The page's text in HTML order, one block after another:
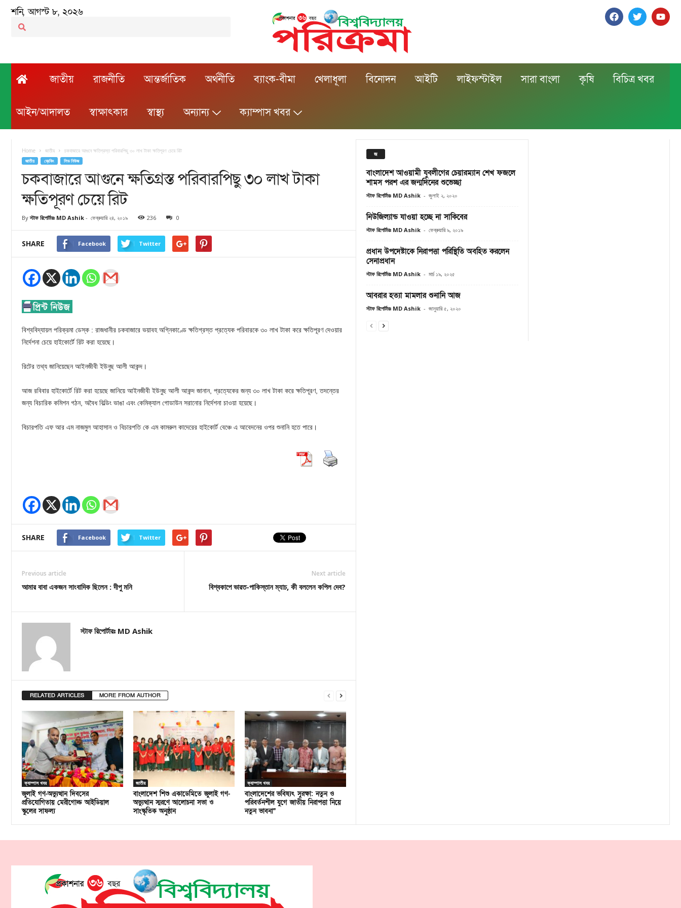
শনি, আগস্ট ৮, ২০২৬
জাতীয় রাজনীতি আন্তর্জাতিক অর্থনীতি ব্যাংক-বীমা খেলাধূলা বিনোদন আইটি লাইফস্টাইল সারা বাংলা কৃষি বিচিত্র খবর
আইন/আদালত স্বাক্ষাৎকার স্বাস্থ্য অন্যান্য ক্যাম্পাস খবর
Home জাতীয় চকবাজারে আগুনে ক্ষতিগ্রস্ত পরিবারপিছু ৩০ লাখ টাকা ক্ষতিপূরণ চেয়ে রিট
জাতীয় ব্রেকিং লিড নিউজ
চকবাজারে আগুনে ক্ষতিগ্রস্ত পরিবারপিছু ৩০ লাখ টাকা
ক্ষতিপূরণ চেয়ে রিট
By স্টাফ রিপোর্টারঃ MD Ashik - ফেব্রুয়ারি ২৪, ২০১৯ 236 0
SHARE Facebook Twitter
বিশ্ববিদ্যায়ল পরিক্রমা ডেস্ক : রাজধানীর চকবাজারে ভয়াবহ অগ্নিকাণ্ডে ক্ষতিগ্রস্ত প্রত্যেক পরিবারকে ৩০ লাখ টাকা করে ক্ষতিপূরণ দেওয়ার
নির্দেশনা চেয়ে হাইকোর্টে রিট করা হয়েছে।
রিটের তথ্য জানিয়েছেন আইনজীবী ইউনুছ আলী আকন্দ।
আজ রবিবার হাইকোর্টে রিট করা হয়েছে জানিয়ে আইনজীবী ইউনুছ আলী আকন্দ জানান, প্রত্যেকের জন্য ৩০ লাখ টাকা করে ক্ষতিপূরণ, তদন্তের
জন্য বিচারিক কমিশন গঠন, অবৈধ বিল্ডিং ভাঙা এবং কেমিক্যাল গোডাউন সরানোর নির্দেশনা চাওয়া হয়েছে।
বিচারপতি এফ আর এম নাজমুল আহাসান ও বিচারপতি কে এম কামরুল কাদেরের হাইকোর্ট বেঞ্চে এ আবেদনের ওপর শুনানি হতে পারে।
SHARE Facebook Twitter
Previous article
আমার বাবা একজন সাংবাদিক ছিলেন : দীপু মনি
Next article
বিশ্বকাপে ভারত-পাকিস্তান ম্যাচ, কী বললেন কপিল দেব?
স্টাফ রিপোর্টারঃ MD Ashik
RELATED ARTICLES MORE FROM AUTHOR
ক্যাম্পাস খবর
জুলাই গণ-অভ্যুত্থান দিবসের
প্রতিযোগিতায় মেরীগোল্ড আইডিয়াল
স্কুলের সাফল্য
জাতীয়
বাংলাদেশ শিশু একাডেমিতে জুলাই গণ-
অভ্যুত্থান স্মরণে আলোচনা সভা ও
সাংস্কৃতিক অনুষ্ঠান
ক্যাম্পাস খবর
বাংলাদেশের ভবিষ্যৎ সুরক্ষা: নতুন ও
পরিবর্তনশীল যুগে জাতীয় নিরাপত্তা নিয়ে
নতুন ভাবনা”
জ
বাংলাদেশ আওয়ামী যুবলীগের চেয়ারম্যান শেখ ফজলে
শামস পরশ এর জন্মদিনের শুভেচ্ছা
স্টাফ রিপোর্টারঃ MD Ashik - জুলাই ২, ২০২০
নিউজিল্যান্ড যাওয়া হচ্ছে না সাকিবের
স্টাফ রিপোর্টারঃ MD Ashik - ফেব্রুয়ারি ৯, ২০১৯
প্রধান উপদেষ্টাকে নিরাপত্তা পরিস্থিতি অবহিত করলেন
সেনাপ্রধান
স্টাফ রিপোর্টারঃ MD Ashik - মার্চ ১৯, ২০২৫
আবরার হত্যা মামলার শুনানি আজ
স্টাফ রিপোর্টারঃ MD Ashik - জানুয়ারি ৫, ২০২০